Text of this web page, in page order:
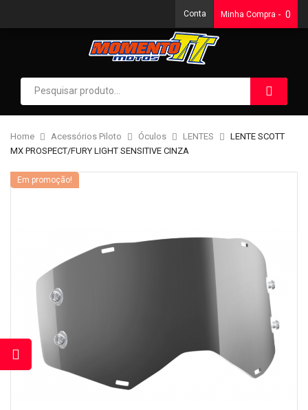
0
Minha Compra
Conta
Home Acessórios Piloto Óculos LENTES
LENTE SCOTT
MX PROSPECT/FURY LIGHT SENSITIVE CINZA
Em promoção!